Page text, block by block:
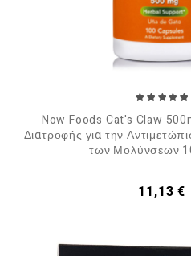
Now Foods Cat's Claw
Διατροφής για την
των Μολύνσεων
Τιμή
11,13 €